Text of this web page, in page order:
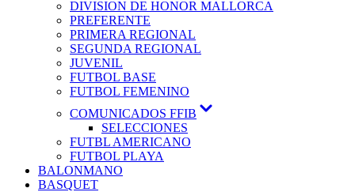
DIVISION DE HONOR MALLORCA
PREFERENTE
PRIMERA REGIONAL
SEGUNDA REGIONAL
JUVENIL
FUTBOL BASE
FUTBOL FEMENINO
COMUNICADOS FFIB
SELECCIONES
FUTBL AMERICANO
FUTBOL PLAYA
BALONMANO
BASQUET